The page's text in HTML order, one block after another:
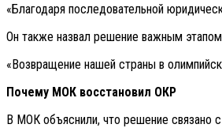
«Благодаря последовательной
Он также назвал решение важным
«Возвращение нашей страны в
Почему МОК восстановил ОКР
В МОК объяснили, что решение связано